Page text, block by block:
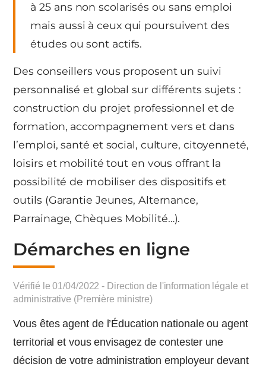
à 25 ans non scolarisés ou sans emploi
mais aussi à ceux qui poursuivent des
études ou sont actifs.
Des conseillers vous proposent un suivi
personnalisé et global sur différents sujets :
construction du projet professionnel et de
formation, accompagnement vers et dans
l’emploi, santé et social, culture, citoyenneté,
loisirs et mobilité tout en vous offrant la
possibilité de mobiliser des dispositifs et
outils (Garantie Jeunes, Alternance,
Parrainage, Chèques Mobilité…).
Démarches en ligne
Vérifié le 01/04/2022 - Direction de l'information légale et
administrative (Première ministre)
Vous êtes agent de l’Éducation nationale ou agent
territorial et vous envisagez de contester une
décision de votre administration employeur devant